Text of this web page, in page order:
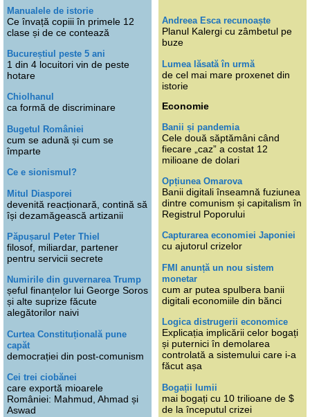
Manualele de istorie
Ce învață copiii în primele 12
clase și de ce contează
Bucureștiul peste 5 ani
1 din 4 locuitori vin de peste
hotare
Chiolhanul
ca formă de discriminare
Bugetul României
cum se adună și cum se
împarte
Ce e sionismul?
Mitul Diasporei
devenită reacționară, contină să
își dezamăgească artizanii
Păpușarul Peter Thiel
filosof, miliardar, partener
pentru servicii secrete
Numirile din guvernarea Trump
șeful finanțelor lui George Soros
și alte suprize făcute
alegătorilor naivi
Curtea Constituțională pune
capăt
democrației din post-comunism
Cei trei ciobănei
care exportă mioarele
României: Mahmud, Ahmad și
Aswad
Andreea Esca recunoaște
Planul Kalergi cu zâmbetul pe
buze
Lumea lăsată în urmă
de cel mai mare proxenet din
istorie
Economie
Banii și pandemia
Cele două săptămâni când
fiecare „caz” a costat 12
milioane de dolari
Opțiunea Omarova
Banii digitali înseamnă fuziunea
dintre comunism și capitalism în
Registrul Poporului
Capturarea economiei Japoniei
cu ajutorul crizelor
FMI anunță un nou sistem
monetar
cum ar putea spulbera banii
digitali economiile din bănci
Logica distrugerii economice
Explicația implicării celor bogați
și puternici în demolarea
controlată a sistemului care i-a
făcut așa
Bogații lumii
mai bogați cu 10 trilioane de $
de la începutul crizei